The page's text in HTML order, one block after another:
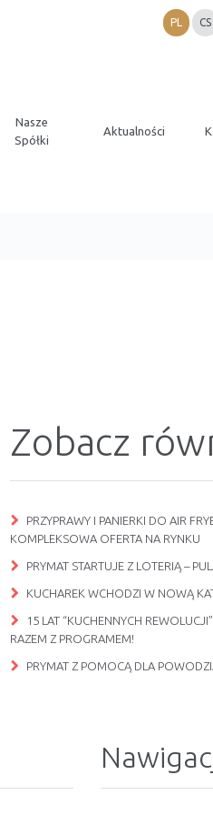
PL CS
Nasze
Spółki
Aktualności
Zobacz
PRZYPRAWY I PANIERKI DO AIR
KOMPLEKSOWA OFERTA NA RYNKU
PRYMAT STARTUJE Z LOTERIĄ –
KUCHAREK WCHODZI W NOWĄ
15 LAT “KUCHENNYCH
RAZEM Z PROGRAMEM!
PRYMAT Z POMOCĄ DLA